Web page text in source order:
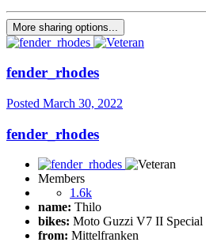
More sharing options...
fender_rhodes
Posted March 30, 2022
fender_rhodes
Members
1.6k
name: Thilo
bikes: Moto Guzzi V7 II Special
from: Mittelfranken